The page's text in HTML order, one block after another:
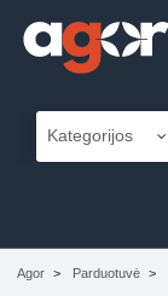
Agor Parduotuvė